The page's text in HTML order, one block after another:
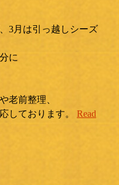
3月は引っ越しシーズ
に
老前整理、
しております。 Read